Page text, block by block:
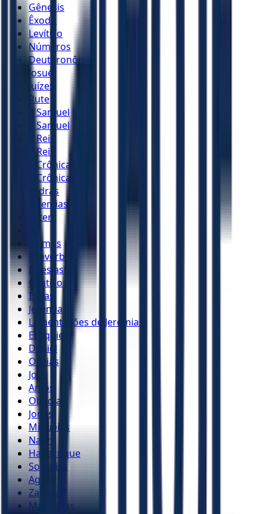
Gênesis
Êxodo
Levítico
Números
Deuteronômio
Josué
Juízes
Rute
1 Samuel
2 Samuel
1 Reis
2 Reis
1 Crônicas
2 Crônicas
Esdras
Neemias
Ester
Salmos
Provérbios
Eclesiastes
Cânticos
Isaías
Jeremias
Lamentações de Jeremias
Ezequiel
Daniel
Oséias
Joel
Amós
Obadias
Jonas
Miquéias
Naum
Habacuque
Sofonias
Ageu
Zacarias
Malaquias